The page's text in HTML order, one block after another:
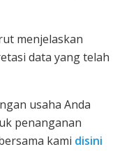
menjelaskan
data yang telah
usaha Anda
penanganan
kami disini